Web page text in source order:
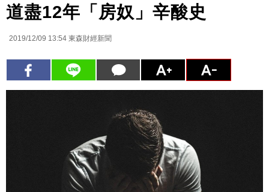
道盡12年「房奴」辛酸史
2019/12/09 13:54 東森財經新聞